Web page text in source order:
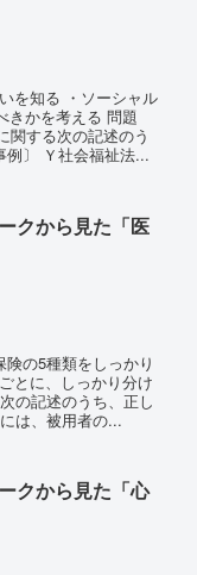
を知る ・ソーシャル
きかを考える 問題
する次の記述のう
例〕 Ｙ社会福祉法...
クから見た「医
の5種類をしっかり
とに、しっかり分け
の記述のうち、正し
は、被用者の...
クから見た「心